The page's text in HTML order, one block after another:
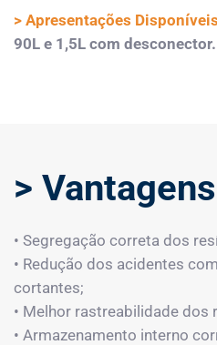
> Apresentações
90L e 1,5L com desconector.
> Vantagens
• Segregação correta dos
• Redução dos acidentes
cortantes;
• Melhor rastreabilidade dos
• Armazenamento interno